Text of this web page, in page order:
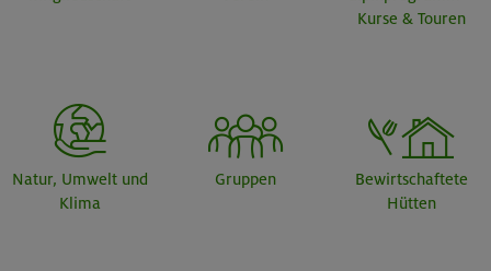
Kurse & Touren
Natur, Umwelt und
Klima
Gruppen
Bewirtschaftete
Hütten